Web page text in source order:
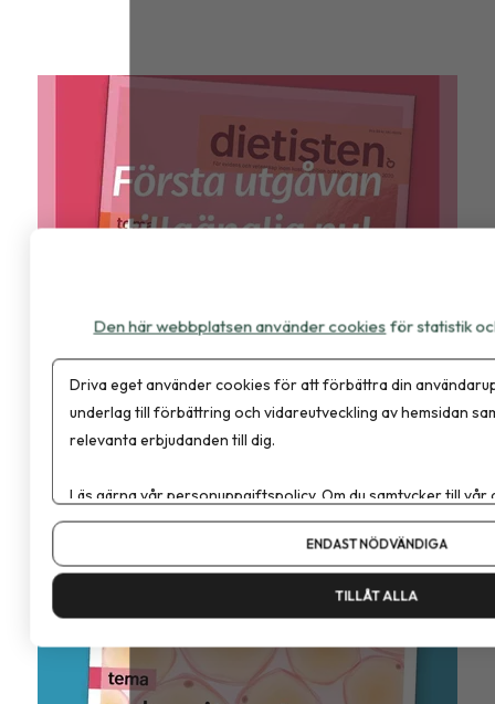
Tidningen Dietisten
Premiär – första utgåvan av Dietisten
ute
Den här webbplatsen använder cookies för statistik
Driva eget använder cookies för att förbättra din
underlag till förbättring och vidareutveckling av hemsidan
relevanta erbjudanden till dig.
Läs gärna vårpersonuppgiftspolicy. Om du samtycker till vår
Om du vill ändra ditt val i efterhand hittar du den möjligheten
ENDAST NÖDVÄNDIGA
TILLÅT ALLA